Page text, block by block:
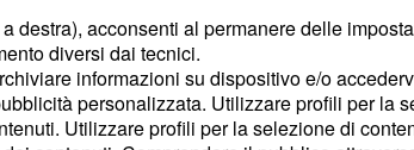
destra), acconsenti al permanere delle
diversi dai tecnici.
informazioni su dispositivo e/o
personalizzata. Utilizzare profili per la
Utilizzare profili per la selezione di